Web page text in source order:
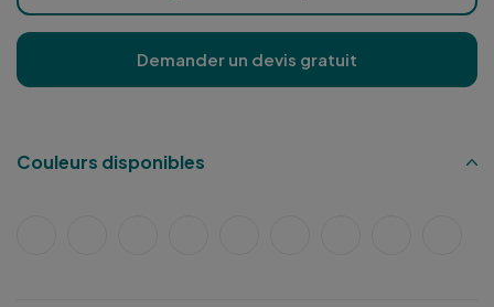
Demander un devis gratuit
Couleurs disponibles